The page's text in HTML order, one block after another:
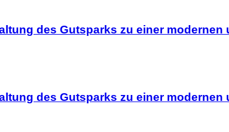
des Gutsparks zu einer
des Gutsparks zu einer